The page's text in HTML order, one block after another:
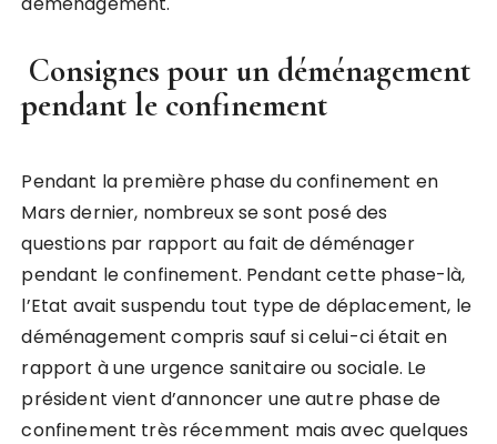
Consignes pour un déménagement
pendant le confinement
Pendant la première phase du confinement en
Mars dernier, nombreux se sont posé des
questions par rapport au fait de déménager
pendant le confinement. Pendant cette phase-là,
l’Etat avait suspendu tout type de déplacement, le
déménagement compris sauf si celui-ci était en
rapport à une urgence sanitaire ou sociale. Le
président vient d’annoncer une autre phase de
confinement très récemment mais avec quelques